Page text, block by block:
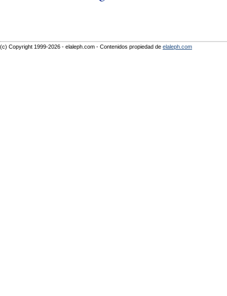
(c) Copyright 1999-2026 - elaleph.com - Contenidos propiedad de elaleph.com